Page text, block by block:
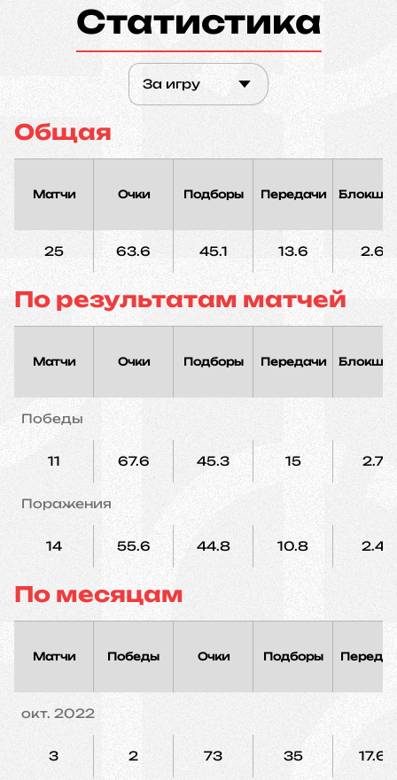
Статистика
За игру
Общая
Матчи Очки Подборы Передачи
25 63.6 45.1 13.6 2.6
По результатам матчей
Матчи Очки Подборы Передачи
Победы
11 67.6 45.3 15 2.7
Поражения
14 55.6 44.8 10.8 2.4
По месяцам
Матчи Победы Очки Подборы
окт. 2022
3 2 73 35 17.6